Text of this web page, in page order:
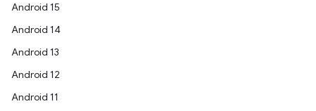
Android 15
Android 14
Android 13
Android 12
Android 11